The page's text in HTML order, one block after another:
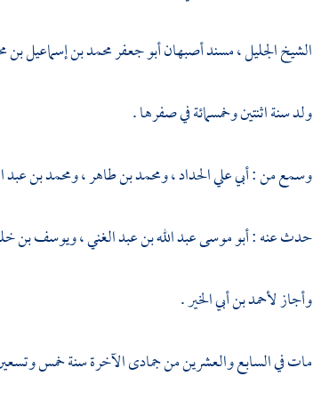
الشيخ الجليل ، مسندأصبهانأبو جعفر محمد بن إسماعيل بن
ولد سنة اثنتين وخمسمائة في صفرها .
وسمع من :أبي علي الحداد،ومحمد بن طاهر،ومحمد بن عبد
حدث عنه :أبو موسى عبد الله بن عبد الغني،ويوسف بن
وأجازلأحمد بن أبي الخير.
مات في السابع والعشرين من جمادى الآخرة سنة خمس